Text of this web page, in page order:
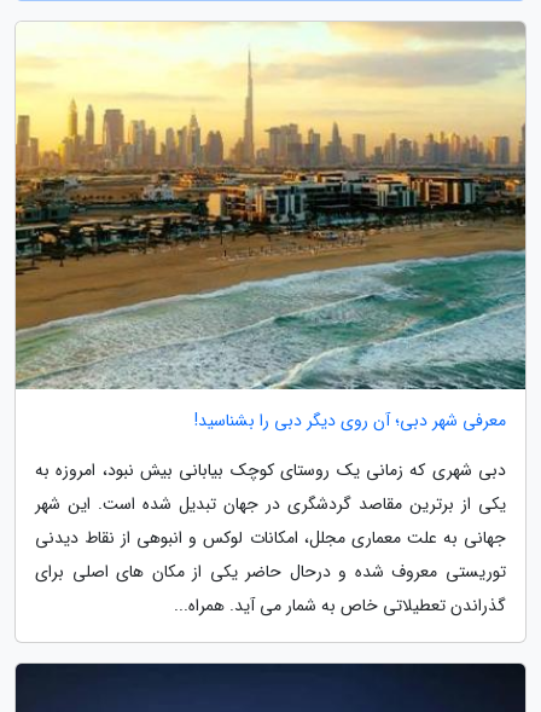
معرفی شهر دبی؛ آن روی دیگر دبی را بشناسید!
دبی شهری که زمانی یک روستای کوچک بیابانی بیش نبود، امروزه به
یکی از برترین مقاصد گردشگری در جهان تبدیل شده است. این شهر
جهانی به علت معماری مجلل، امکانات لوکس و انبوهی از نقاط دیدنی
توریستی معروف شده و درحال حاضر یکی از مکان های اصلی برای
گذراندن تعطیلاتی خاص به شمار می آید. همراه...